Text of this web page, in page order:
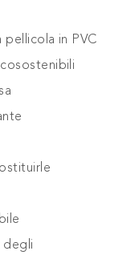
pellicola in PVC
degli